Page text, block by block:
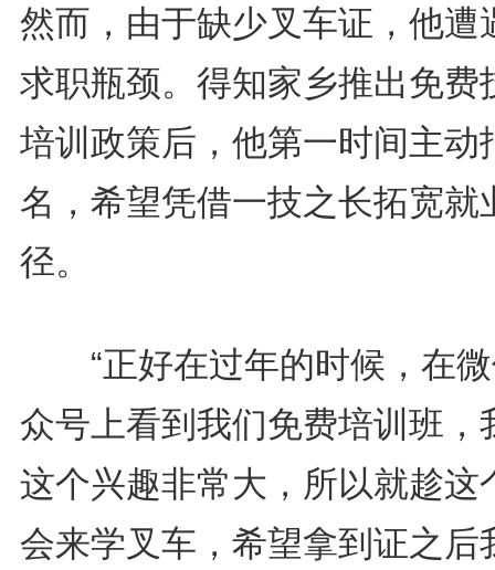
然而，由于缺少叉车证，他遭
求职瓶颈。得知家乡推出免费
培训政策后，他第一时间主动
名，希望凭借一技之长拓宽就
径。
“正好在过年的时候，在微
众号上看到我们免费培训班，
这个兴趣非常大，所以就趁这
会来学叉车，希望拿到证之后